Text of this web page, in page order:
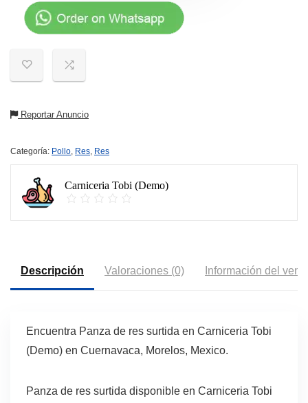
Reportar Anuncio
Categoría: Pollo, Res, Res
Carniceria Tobi (Demo)
Descripción Valoraciones (0) Información del
Encuentra Panza de res surtida en Carniceria Tobi
(Demo) en Cuernavaca, Morelos, Mexico.
Panza de res surtida disponible en Carniceria Tobi